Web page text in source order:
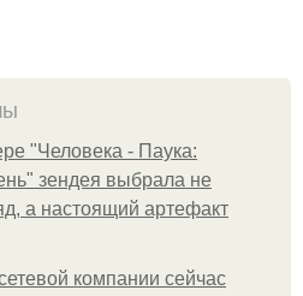
"Человека - Паука:
зендея выбрала не
а настоящий артефакт
компании сейчас